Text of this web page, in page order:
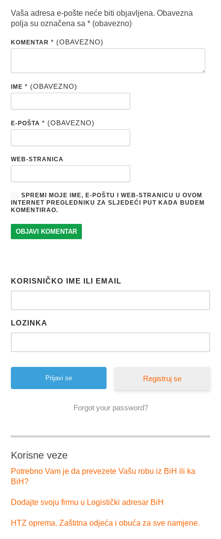
Vaša adresa e-pošte neće biti objavljena. Obavezna
polja su označena sa* (obavezno)
KOMENTAR* (OBAVEZNO)
IME* (OBAVEZNO)
E-POŠTA* (OBAVEZNO)
WEB-STRANICA
SPREMI MOJE IME, E-POŠTU I WEB-STRANICU U OVOM
INTERNET PREGLEDNIKU ZA SLJEDEĆI PUT KADA BUDEM
KOMENTIRAO.
KORISNIČKO IME ILI EMAIL
LOZINKA
Registruj se
Forgot your password?
Korisne veze
Potrebno Vam je da prevezete Vašu robu iz BiH ili ka
BiH?
Dodajte svoju firmu u Logistički adresar BiH
HTZ oprema. Zaštitna odjeća i obuća za sve namjene.